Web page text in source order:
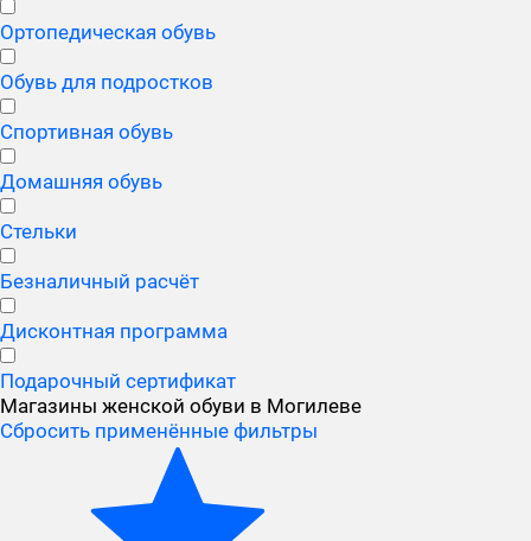
Ортопедическая обувь
Обувь для подростков
Спортивная обувь
Домашняя обувь
Стельки
Безналичный расчёт
Дисконтная программа
Подарочный сертификат
Магазины женской обуви в Могилеве
Сбросить применённые фильтры